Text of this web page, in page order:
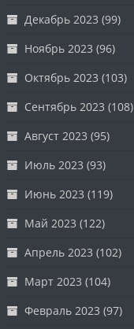
Декабрь 2023 (99)
Ноябрь 2023 (96)
Октябрь 2023 (103)
Сентябрь 2023 (108)
Август 2023 (95)
Июль 2023 (93)
Июнь 2023 (119)
Май 2023 (122)
Апрель 2023 (102)
Март 2023 (104)
Февраль 2023 (97)